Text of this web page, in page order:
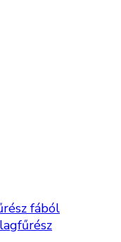
fából